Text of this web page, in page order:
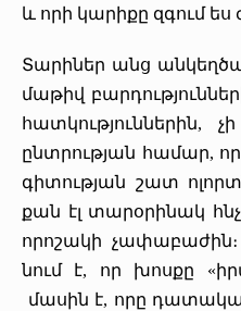
և­ ո­րի կա­րի­քը զգում
­Տա­րի­ներ անց
մա­թիվ
հատ­կութ­յուն­նե­րին,
ընտ­րութ­յան հա­մար,
գի­տութ­յան շատ
քան էլ տա­րօ­րի­նակ
ո­րո­շա­կի
նում է, որ խոս­քը
մա­սին է, ո­րը